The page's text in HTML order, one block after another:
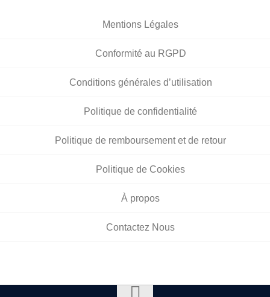
Mentions Légales
Conformité au RGPD
Conditions générales d’utilisation
Politique de confidentialité
Politique de remboursement et de retour
Politique de Cookies
À propos
Contactez Nous